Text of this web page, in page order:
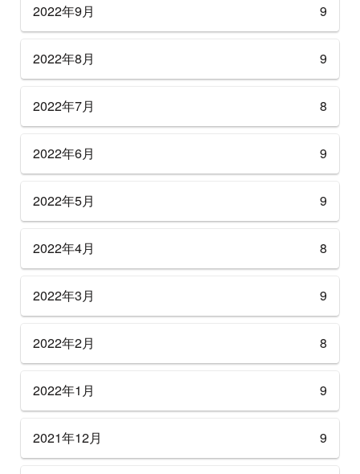
2022年9月 9
2022年8月 9
2022年7月 8
2022年6月 9
2022年5月 9
2022年4月 8
2022年3月 9
2022年2月 8
2022年1月 9
2021年12月 9